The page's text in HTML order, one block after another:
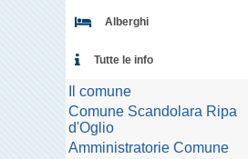
Alberghi
Tutte le info
Il comune
Comune Scandolara Ripa
d'Oglio
Amministratorie Comune